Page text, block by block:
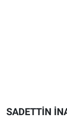
SADETTİN